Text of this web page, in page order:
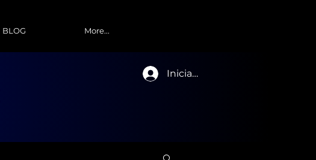
BLOG More...
Iniciar sesión